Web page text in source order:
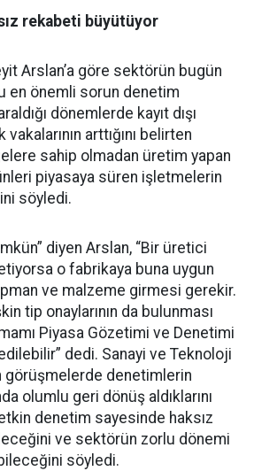
rekabeti büyütüyor
Arslan’a göre sektörün bugün
en önemli sorun denetim
dönemlerde kayıt dışı
arttığını belirten
sahip olmadan üretim yapan
piyasaya süren işletmelerin
söyledi.
diyen Arslan, “Bir üretici
o fabrikaya buna uygun
ve malzeme girmesi gerekir.
tip onaylarının da bulunması
Piyasa Gözetimi ve Denetimi
dedi. Sanayi ve Teknoloji
görüşmelerde denetimlerin
olumlu geri dönüş aldıklarını
denetim sayesinde haksız
ve sektörün zorlu dönemi
söyledi.